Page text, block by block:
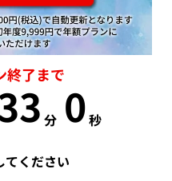
終了まで
分 59秒
てください